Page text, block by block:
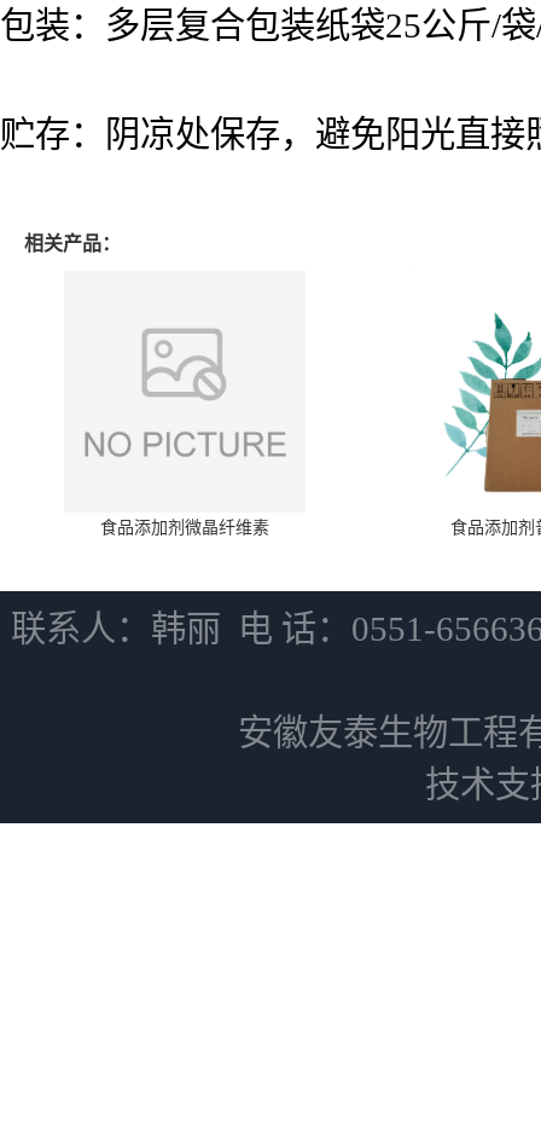
包装：多层复合包装纸袋25公斤/
贮存：阴凉处保存，避免阳光直
相关产品：
食品添加剂微晶纤维素 食品添加剂
联系人：韩丽 电 话：0551-
安徽友泰生物工程
技术